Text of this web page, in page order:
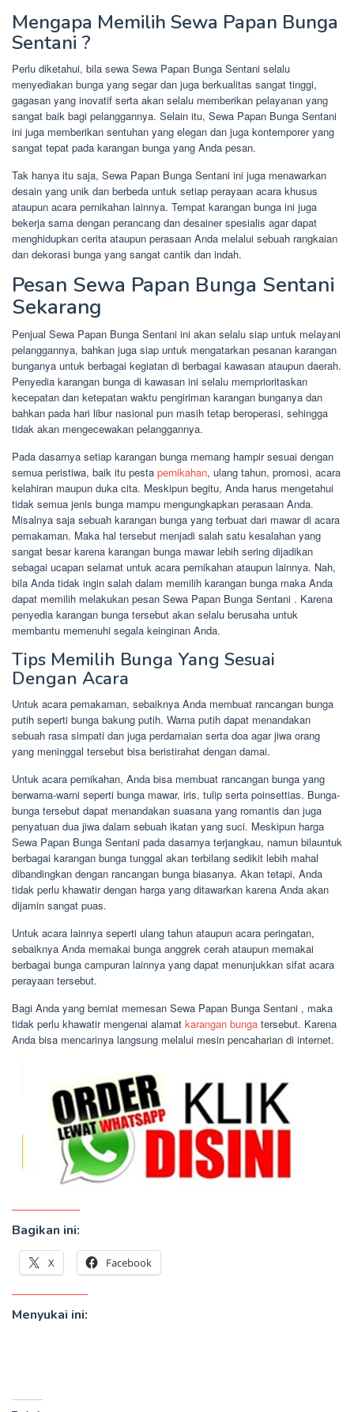
Mengapa Memilih Sewa Papan Bunga
Sentani ?
Perlu diketahui, bila sewa Sewa Papan Bunga Sentani selalu
menyediakan bunga yang segar dan juga berkualitas sangat tinggi,
gagasan yang inovatif serta akan selalu memberikan pelayanan yang
sangat baik bagi pelanggannya. Selain itu, Sewa Papan Bunga Sentani
ini juga memberikan sentuhan yang elegan dan juga kontemporer yang
sangat tepat pada karangan bunga yang Anda pesan.
Tak hanya itu saja, Sewa Papan Bunga Sentani ini juga menawarkan
desain yang unik dan berbeda untuk setiap perayaan acara khusus
ataupun acara pernikahan lainnya. Tempat karangan bunga ini juga
bekerja sama dengan perancang dan desainer spesialis agar dapat
menghidupkan cerita ataupun perasaan Anda melalui sebuah rangkaian
dan dekorasi bunga yang sangat cantik dan indah.
Pesan Sewa Papan Bunga Sentani
Sekarang
Penjual Sewa Papan Bunga Sentani ini akan selalu siap untuk melayani
pelanggannya, bahkan juga siap untuk mengatarkan pesanan karangan
bunganya untuk berbagai kegiatan di berbagai kawasan ataupun daerah.
Penyedia karangan bunga di kawasan ini selalu memprioritaskan
kecepatan dan ketepatan waktu pengiriman karangan bunganya dan
bahkan pada hari libur nasional pun masih tetap beroperasi, sehingga
tidak akan mengecewakan pelanggannya.
Pada dasarnya setiap karangan bunga memang hampir sesuai dengan
semua peristiwa, baik itu pesta pernikahan, ulang tahun, promosi, acara
kelahiran maupun duka cita. Meskipun begitu, Anda harus mengetahui
tidak semua jenis bunga mampu mengungkapkan perasaan Anda.
Misalnya saja sebuah karangan bunga yang terbuat dari mawar di acara
pemakaman. Maka hal tersebut menjadi salah satu kesalahan yang
sangat besar karena karangan bunga mawar lebih sering dijadikan
sebagai ucapan selamat untuk acara pernikahan ataupun lainnya. Nah,
bila Anda tidak ingin salah dalam memilih karangan bunga maka Anda
dapat memilih melakukan pesan Sewa Papan Bunga Sentani . Karena
penyedia karangan bunga tersebut akan selalu berusaha untuk
membantu memenuhi segala keinginan Anda.
Tips Memilih Bunga Yang Sesuai
Dengan Acara
Untuk acara pemakaman, sebaiknya Anda membuat rancangan bunga
putih seperti bunga bakung putih. Warna putih dapat menandakan
sebuah rasa simpati dan juga perdamaian serta doa agar jiwa orang
yang meninggal tersebut bisa beristirahat dengan damai.
Untuk acara pernikahan, Anda bisa membuat rancangan bunga yang
berwarna-warni seperti bunga mawar, iris, tulip serta poinsettias. Bunga-
bunga tersebut dapat menandakan suasana yang romantis dan juga
penyatuan dua jiwa dalam sebuah ikatan yang suci. Meskipun harga
Sewa Papan Bunga Sentani pada dasarnya terjangkau, namun bilauntuk
berbagai karangan bunga tunggal akan terbilang sedikit lebih mahal
dibandingkan dengan rancangan bunga biasanya. Akan tetapi, Anda
tidak perlu khawatir dengan harga yang ditawarkan karena Anda akan
dijamin sangat puas.
Untuk acara lainnya seperti ulang tahun ataupun acara peringatan,
sebaiknya Anda memakai bunga anggrek cerah ataupun memakai
berbagai bunga campuran lainnya yang dapat menunjukkan sifat acara
perayaan tersebut.
Bagi Anda yang berniat memesan Sewa Papan Bunga Sentani , maka
tidak perlu khawatir mengenai alamat karangan bunga tersebut. Karena
Anda bisa mencarinya langsung melalui mesin pencaharian di internet.
Bagikan ini:
X Facebook
Menyukai ini: